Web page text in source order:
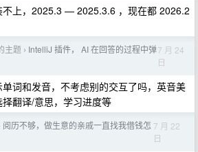
不上，2025.3 — 2025.3.6 ，现在都 2026.2
主题 › IntelliJ 插件， AI 在回答的过程中弹7 月 24
日
词和发音，不考虑别的交互了吗，英音美
翻译/意思，学习进度等
阅历不够，做生意的亲戚一直找我借钱怎 7 月 22
日